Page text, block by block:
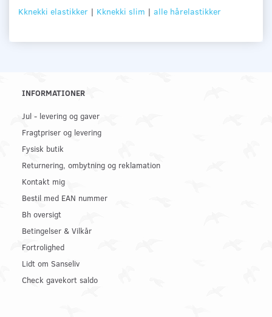
Kknekki elastikker | Kknekki slim | alle hårelastikker
INFORMATIONER
Jul - levering og gaver
Fragtpriser og levering
Fysisk butik
Returnering, ombytning og reklamation
Kontakt mig
Bestil med EAN nummer
Bh oversigt
Betingelser & Vilkår
Fortrolighed
Lidt om Sanseliv
Check gavekort saldo